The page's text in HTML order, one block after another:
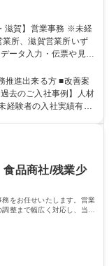
ータ入力・伝票や見積
する事務業務や業務改
テムがきちんと構築さ
る環境です。また、
推進出来る方 ■改善案
去のご入社事例】人材
経験者の入社実績有
ト、改善の動きも期
ムに貢献し、結果的に
19:30の退勤以降の業
方となります。 学
：
品商社/残業少
をお任せいたします。営業
整まで幅広く対応し、当社